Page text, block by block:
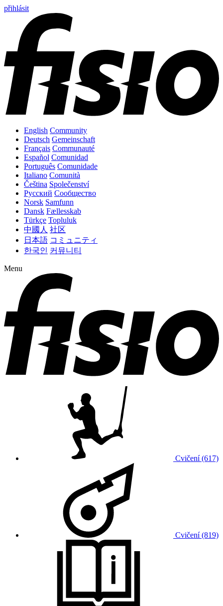
přihlásit
English Community
Deutsch Gemeinschaft
Français Communauté
Español Comunidad
Português Comunidade
Italiano Comunità
Čeština Společenství
Русский Сообщество
Norsk Samfunn
Dansk Fællesskab
Türkçe Topluluk
中國人 社区
日本語 コミュニティ
한국인 커뮤니티
Menu
Cvičení (617)
Cvičení (819)